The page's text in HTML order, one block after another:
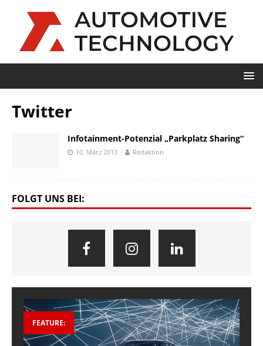
Twitter
Infotainment-Potenzial „Parkplatz Sharing“
10. März 2013 Redaktion
FOLGT UNS BEI:
FEATURE: